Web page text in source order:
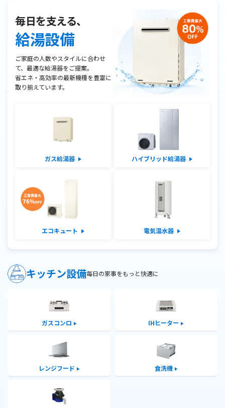
毎日を支える、
給湯設備
ご家庭の人数やスタイルに合わせ
て、最適な給湯器をご提案。
省エネ・高効率の最新機種を豊富に
取り揃えています。
ガス給湯器 ハイブリッド給湯器
エコキュート 電気温水器
キッチン設備毎日の家事をもっと快適に
ガスコンロ IHヒーター
レンジフード 食洗機